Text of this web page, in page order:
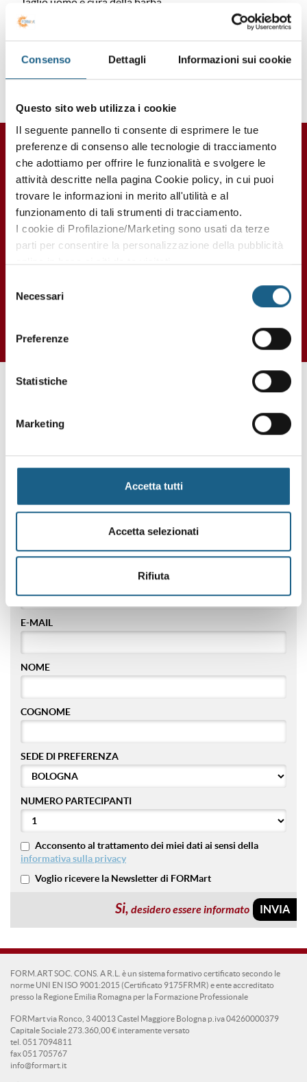
Consenso Dettagli Informazioni sui cookie
Questo sito web utilizza i cookie
Il seguente pannello ti consente di esprimere le tue
preferenze di consenso alle tecnologie di tracciamento
che adottiamo per offrire le funzionalità e svolgere le
attività descritte nella pagina Cookie policy, in cui puoi
trovare le informazioni in merito all'utilità e al
funzionamento di tali strumenti di tracciamento.
I cookie di Profilazione/Marketing sono usati da terze
parti per consentire la personalizzazione della pubblicità
online in base ai siti da te visitati.
qualsiasi momento. Consulta anche la nostra Privacy
delNecessari
Preferenze
Statistiche
Marketing
Accetta tutti
Accetta selezionati
Rifiuta
Permanente e contropermanente
Corsi in partenza
BOLOGNA CESENA FERRARA MODENA PARMA
QUALIFICA DI ACCONCIATORE
Vai alla scheda del corso
non hai trovato ciò che ti interessa? sei interessato
Lascia i tuoi dati e ti contatteremo per segnalarti le nuove
edizioni dei corsi.
AZIENDA PRIVATO
PIVA / CODICE FISCALE
E-MAIL
NOME
COGNOME
SEDE DI PREFERENZA
NUMERO PARTECIPANTI
Acconsento al trattamento dei miei dati ai sensi della
informativa sulla privacy
Voglio ricevere la Newsletter di FORMart
Si, desidero essere informato
FORM.ART SOC. CONS. A R.L. è un sistema formativo certificato secondo le
norme UNI EN ISO 9001:2015 (Certificato 9175FRMR) e ente accreditato
presso la Regione Emilia Romagna per la Formazione Professionale
FORMart via Ronco, 3 40013 Castel Maggiore Bologna p.iva 04260000379
Capitale Sociale 273.360,00 € interamente versato
tel. 051 7094811
fax 051 705767
info@formart.it